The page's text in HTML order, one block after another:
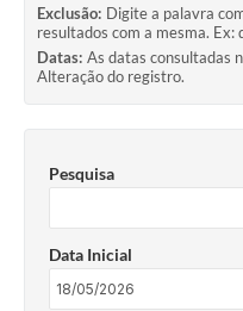
Exclusão: Digite a palavra
resultados com a mesma. Ex:
Datas: As datas consultadas
Alteração do registro.
Pesquisa
Data Inicial